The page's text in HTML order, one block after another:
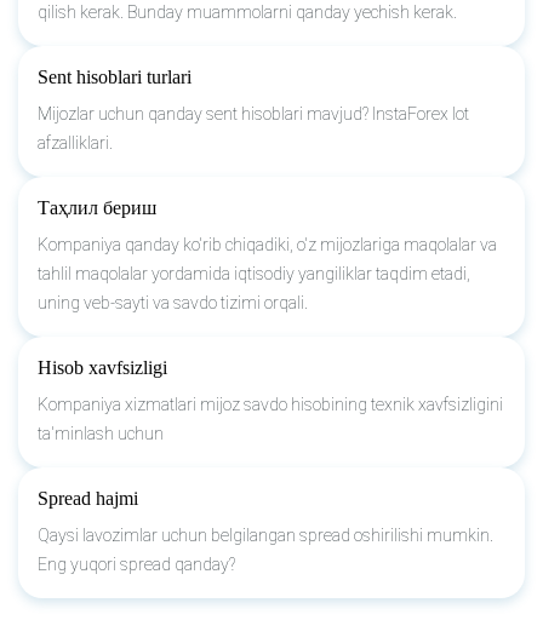
qilish kerak. Bunday muammolarni qanday yechish kerak.
Sent hisoblari turlari
Mijozlar uchun qanday sent hisoblari mavjud? InstaForex lot
afzalliklari.
Таҳлил бериш
Kompaniya qanday ko'rib chiqadiki, o'z mijozlariga maqolalar va
tahlil maqolalar yordamida iqtisodiy yangiliklar taqdim etadi,
uning veb-sayti va savdo tizimi orqali.
Hisob xavfsizligi
Kompaniya xizmatlari mijoz savdo hisobining texnik xavfsizligini
ta'minlash uchun
Spread hajmi
Qaysi lavozimlar uchun belgilangan spread oshirilishi mumkin.
Eng yuqori spread qanday?